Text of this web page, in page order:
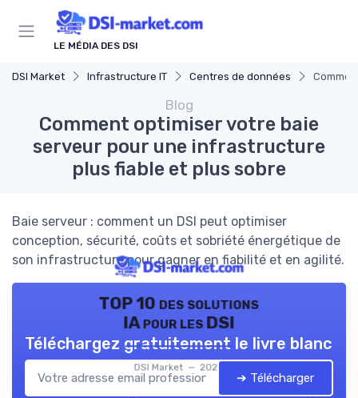
LE MÉDIA DES DSI
DSI Market Infrastructure IT Centres de données
Blog
Comment optimiser votre baie
serveur pour une infrastructure
plus fiable et plus sobre
Baie serveur : comment un DSI peut optimiser
conception, sécurité, coûts et sobriété énergétique de
son infrastructure pour gagner en fiabilité et en agilité.
TOP 10 des solutions
IA pour les DSI
DSI Market — 2026
Téléchargez gratuitement le livre blanc
➔ Télécharger
Panneau de gestion des cookies